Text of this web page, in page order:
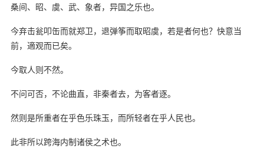
桑间、昭、虞、武、象者，异国之乐也。
今弃击瓮叩缶而就郑卫，退弹筝而取昭虞，若是者何也？快意当
前，適观而已矣。
今取人则不然。
不问可否，不论曲直，非秦者去，为客者逐。
然则是所重者在乎色乐珠玉，而所轻者在乎人民也。
此非所以跨海内制诸侯之术也。